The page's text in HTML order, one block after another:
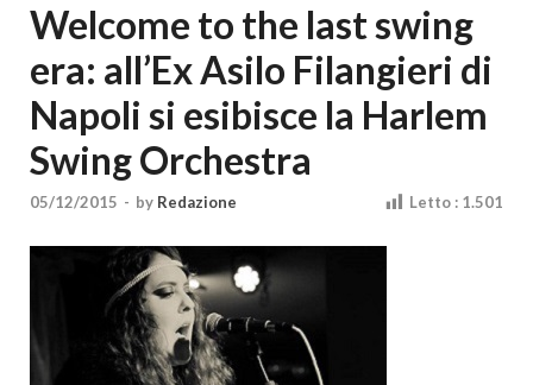
Moda e
Cultura
Welcome to the last swing
era: all’Ex Asilo Filangieri di
Napoli si esibisce la Harlem
Swing Orchestra
05/12/2015 - by Redazione Letto : 1.501